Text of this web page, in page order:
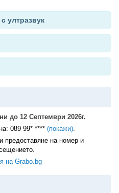
ултразвук
до 12 Септември 2026г.
089 99* **** (покажи).
предоставяне на номер и
на Grabo.bg